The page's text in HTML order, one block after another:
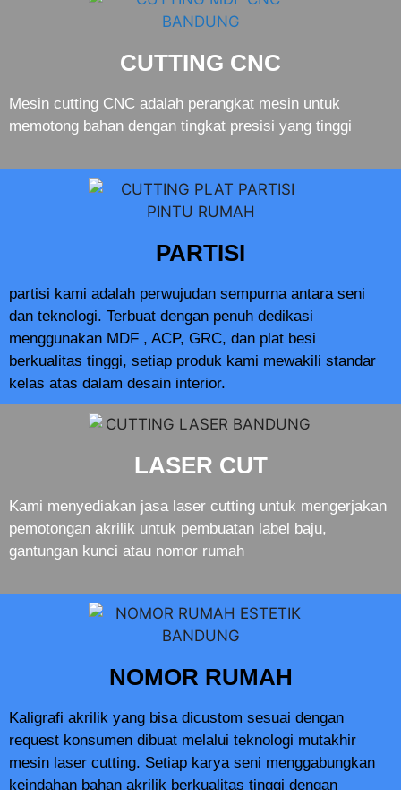
CUTTING CNC
Mesin cutting CNC adalah perangkat mesin untuk
memotong bahan dengan tingkat presisi yang tinggi
PARTISI
partisi kami adalah perwujudan sempurna antara seni
dan teknologi. Terbuat dengan penuh dedikasi
menggunakan MDF , ACP, GRC, dan plat besi
berkualitas tinggi, setiap produk kami mewakili standar
kelas atas dalam desain interior.
LASER CUT
Kami menyediakan jasa laser cutting untuk mengerjakan
pemotongan akrilik untuk pembuatan label baju,
gantungan kunci atau nomor rumah
NOMOR RUMAH
Kaligrafi akrilik yang bisa dicustom sesuai dengan
request konsumen dibuat melalui teknologi mutakhir
mesin laser cutting. Setiap karya seni menggabungkan
keindahan bahan akrilik berkualitas tinggi dengan